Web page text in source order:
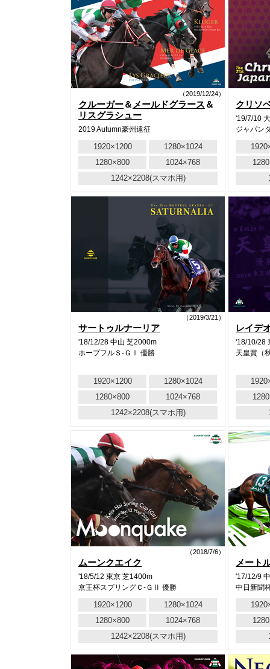
（2019/12/24）
クルーガー＆ メールドグラース ＆
リスグラシュー
2019 Autumn豪州遠征
1920×1200
1280×1024
1280×800
1024×768
1242×2208(スマホ用)
クリソ
'19/7/10
ジャパン
（2019/3/21）
サートゥルナーリア
'18/12/28 中山 芝2000m
ホープフルＳ-ＧⅠ 優勝
1920×1200
1280×1024
1280×800
1024×768
1242×2208(スマホ用)
レイデ
'18/10/28
天皇賞（
（2018/7/6）
ムーンクエイク
'18/5/12 東京 芝1400m
京王杯スプリングＣ-ＧⅡ 優勝
1920×1200
1280×1024
1280×800
1024×768
1242×2208(スマホ用)
メート
'17/12/9
中日新聞